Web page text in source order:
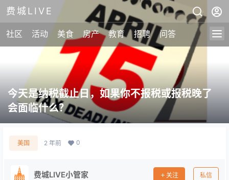
费城LIVE
社区 活动 美食 房产 教育 招聘 问答
今天是纳税截止日，如果你不报税或报税晚了
会面临什么？
美国 2 年前 0
费城LIVE小管家 关注 私信